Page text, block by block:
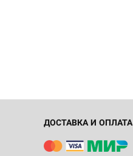
ДОСТАВКА И ОПЛАТА